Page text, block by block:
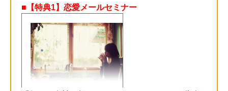
■【特典1】恋愛メールセミナー